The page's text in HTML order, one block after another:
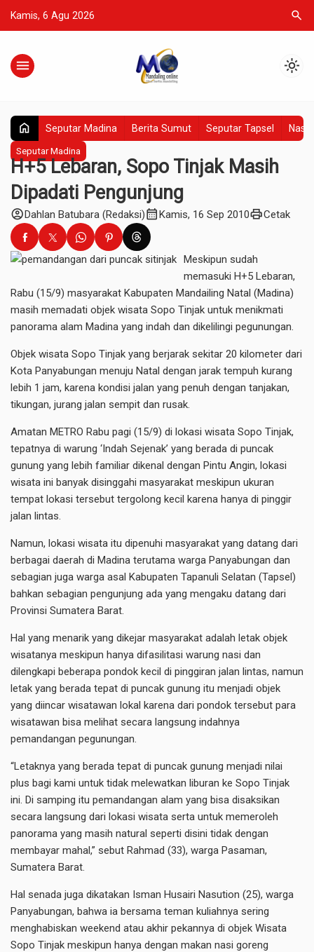
Kamis, 6 Agu 2026 search
menu light_mode
home Seputar Madina Berita Sumut Seputar Tapsel
Seputar Madina
H+5 Lebaran, Sopo Tinjak Masih
Dipadati Pengunjung
account_circleDahlan Batubara (Redaksi)calendar_monthKamis, 16 Sep 2010printCetak
Meskipun sudah
memasuki H+5 Lebaran,
Rabu (15/9) masyarakat Kabupaten Mandailing Natal (Madina)
masih memadati objek wisata Sopo Tinjak untuk menikmati
panorama alam Madina yang indah dan dikelilingi pegunungan.
Objek wisata Sopo Tinjak yang berjarak sekitar 20 kilometer dari
Kota Panyabungan menuju Natal dengan jarak tempuh kurang
lebih 1 jam, karena kondisi jalan yang penuh dengan tanjakan,
tikungan, jurang jalan sempit dan rusak.
Amatan METRO Rabu pagi (15/9) di lokasi wisata Sopo Tinjak,
tepatnya di warung ‘Indah Sejenak’ yang berada di puncak
gunung yang lebih familiar dikenal dengan Pintu Angin, lokasi
wisata ini banyak disinggahi masyarakat meskipun ukuran
tempat lokasi tersebut tergolong kecil karena hanya di pinggir
jalan lintas.
Namun, lokasi wisata itu dipenuhi masyarakat yang datang dari
berbagai daerah di Madina terutama warga Panyabungan dan
sebagian juga warga asal Kabupaten Tapanuli Selatan (Tapsel)
bahkan sebagian pengunjung ada yang mengaku datang dari
Provinsi Sumatera Barat.
Hal yang menarik yang dikejar masyarakat adalah letak objek
wisatanya meskipun hanya difasilitasi warung nasi dan
dilengkapi beberapa pondok kecil di pinggiran jalan lintas, namun
letak yang berada tepat di puncak gunung itu menjadi objek
yang diincar wisatawan lokal karena dari pondok tersebut para
wisatawan bisa melihat secara langsung indahnya
pemandangan pegunungan.
“Letaknya yang berada tepat di puncak gunung menjadi nilai
plus bagi kami untuk tidak melewatkan liburan ke Sopo Tinjak
ini. Di samping itu pemandangan alam yang bisa disaksikan
secara langsung dari lokasi wisata serta untuk memeroleh
panorama yang masih natural seperti disini tidak dengan
membayar mahal,” sebut Rahmad (33), warga Pasaman,
Sumatera Barat.
Hal senada juga dikatakan Isman Husairi Nasution (25), warga
Panyabungan, bahwa ia bersama teman kuliahnya sering
menghabiskan weekend atau akhir pekannya di objek Wisata
Sopo Tinjak meskipun hanya dengan makan nasi goreng